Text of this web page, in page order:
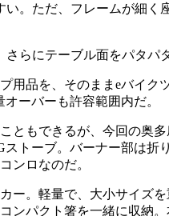
。ただ、フレームが細
らにテーブル面をパタパ
用品を、そのままeバイ
ーバーも許容範囲内だ。
ともできるが、今回の奥
トーブ。バーナー部は
ンロなのだ。
ー。軽量で、大小サイ
ンパクト箸を一緒に収納